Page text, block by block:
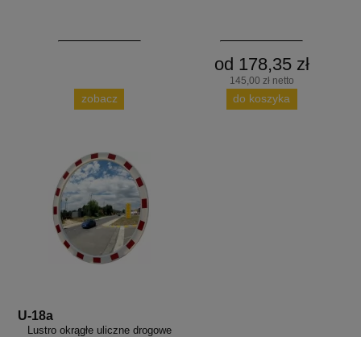
zobacz
od 178,35 zł
145,00 zł netto
do koszyka
U-18a
Lustro okrągłe uliczne drogowe